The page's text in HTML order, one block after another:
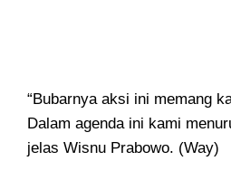
“Bubarnya aksi ini memang
Dalam agenda ini kami
jelas Wisnu Prabowo. (Way)